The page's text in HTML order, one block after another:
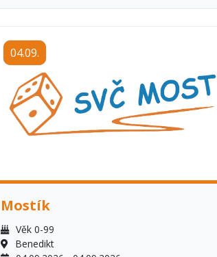
04.09.
Mostík
Věk 0-99
Benedikt